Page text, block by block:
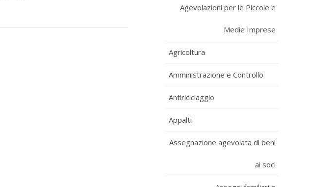
Agevolazioni per le Piccole e
Medie Imprese
Agricoltura
Amministrazione e Controllo
Antiriciclaggio
Appalti
Assegnazione agevolata di beni
ai soci